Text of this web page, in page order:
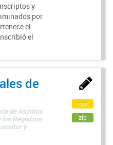
y
por
el
el
de
de Asuntos
los Registros
y
csv
zip